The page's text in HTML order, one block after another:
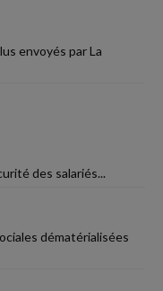
envoyés par La
des salariés...
dématérialisées